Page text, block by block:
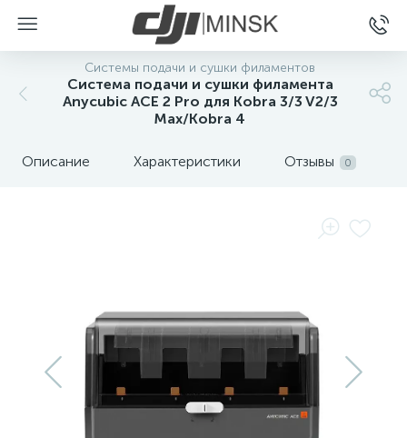
Системы подачи и сушки филаментов
Система подачи и сушки филамента
Anycubic ACE 2 Pro для Kobra 3/3 V2/3
Max/Kobra 4
Описание Характеристики Отзывы 0